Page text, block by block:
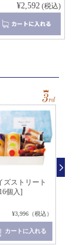
¥2,592 (税込)
ズストリート
個入]
¥3,996（税込）
カートに入れる